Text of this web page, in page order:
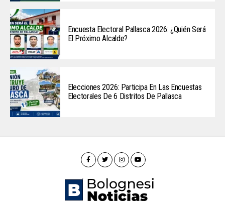
Encuesta Electoral Pallasca 2026: ¿Quién Será
El Próximo Alcalde?
Elecciones 2026: Participa En Las Encuestas
Electorales De 6 Distritos De Pallasca